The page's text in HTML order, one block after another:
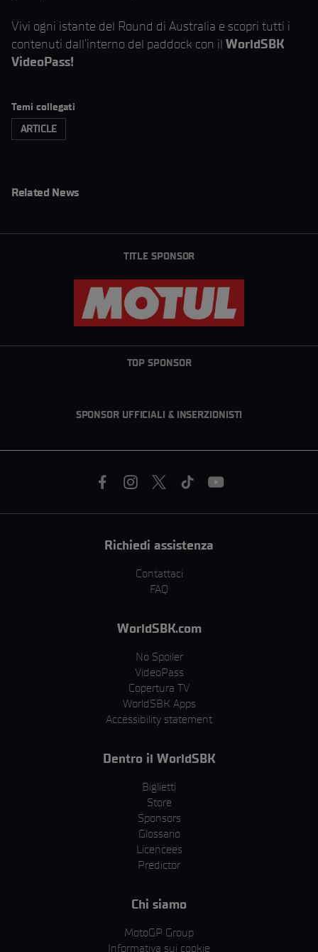
Vivi ogni istante del Round di Australia e scopri tutti i
contenuti dall’interno del paddock con il WorldSBK
VideoPass!
Temi collegati
ARTICLE
Related News
TITLE SPONSOR
TOP SPONSOR
SPONSOR UFFICIALI & INSERZIONISTI
Richiedi assistenza
Contattaci
FAQ
WorldSBK.com
No Spoiler
VideoPass
Copertura TV
WorldSBK Apps
Accessibility statement
Dentro il WorldSBK
Biglietti
Store
Sponsors
Glossario
Licencees
Predictor
Chi siamo
MotoGP Group
Informativa sui cookie